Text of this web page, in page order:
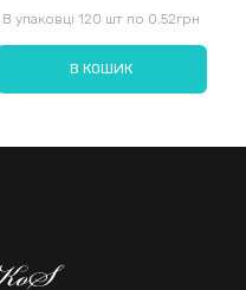
В упаковці 120 шт по 0.52грн
В КОШИК